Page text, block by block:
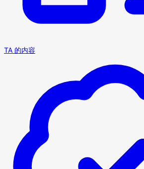
TA 的内容